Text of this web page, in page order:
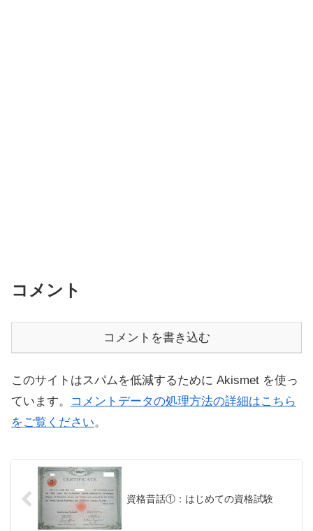
コメント
コメントを書き込む
このサイトはスパムを低減するために Akismet を使っ
ています。
コメントデータの処理方法の詳細はこちら
をご覧ください。
資格昔話①：はじめての資格試験